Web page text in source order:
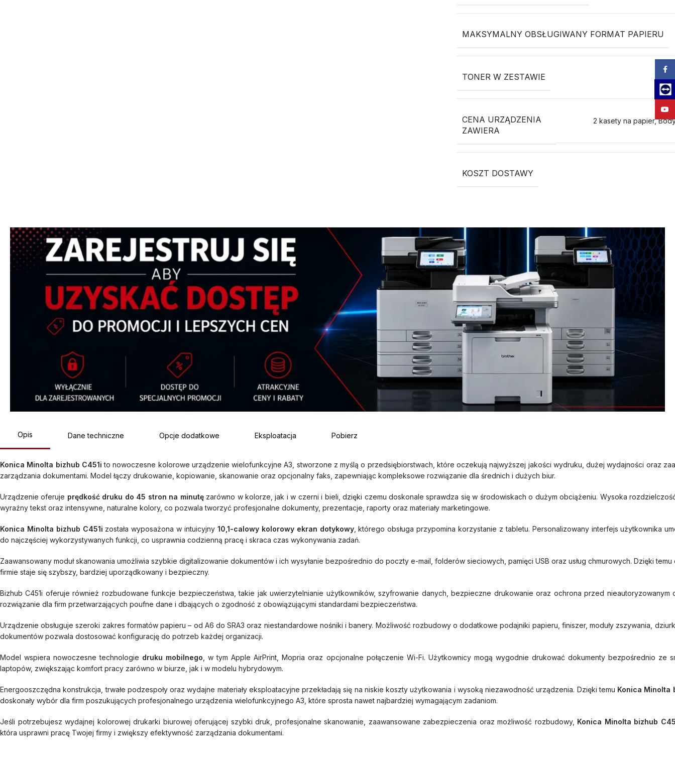
MAKSYMALNY OBSŁUGIWANY FORMAT PAPIERU
TONER W ZESTAWIE
CENA URZĄDZENIA
ZAWIERA
2 kasety na papier,Body
KOSZT DOSTAWY
Opis Dane techniczne Opcje dodatkowe Eksploatacja Pobierz
Konica Minolta bizhub C451i to nowoczesne kolorowe urządzenie wielofunkcyjne A3, stworzone z myślą o przedsiębiorstwach, które oczekują najwyższej jakości wydruku, dużej wydajności oraz
zarządzania dokumentami. Model łączy drukowanie, kopiowanie, skanowanie oraz opcjonalny faks, zapewniając kompleksowe rozwiązanie dla średnich i dużych biur.
Urządzenie oferuje prędkość druku do 45 stron na minutęzarówno w kolorze, jak i w czerni i bieli, dzięki czemu doskonale sprawdza się w środowiskach o dużym obciążeniu. Wysoka
wyraźny tekst oraz intensywne, naturalne kolory, co pozwala tworzyć profesjonalne dokumenty, prezentacje, raporty oraz materiały marketingowe.
Konica Minolta bizhub C451i została wyposażona w intuicyjny 10,1-calowy kolorowy ekran dotykowy, którego obsługa przypomina korzystanie z tabletu. Personalizowany interfejs użytkownika
do najczęściej wykorzystywanych funkcji, co usprawnia codzienną pracę i skraca czas wykonywania zadań.
Zaawansowany moduł skanowania umożliwia szybkie digitalizowanie dokumentów i ich wysyłanie bezpośrednio do poczty e-mail, folderów sieciowych, pamięci USB oraz usług chmurowych. Dzięki
firmie staje się szybszy, bardziej uporządkowany i bezpieczny.
Bizhub C451i oferuje również rozbudowane funkcje bezpieczeństwa, takie jak uwierzytelnianie użytkowników, szyfrowanie danych, bezpieczne drukowanie oraz ochrona przed nieautoryzowanym
rozwiązanie dla firm przetwarzających poufne dane i dbających o zgodność z obowiązującymi standardami bezpieczeństwa.
Urządzenie obsługuje szeroki zakres formatów papieru – od A6 do SRA3 oraz niestandardowe nośniki i banery. Możliwość rozbudowy o dodatkowe podajniki papieru, finiszer, moduły zszywania,
dokumentów pozwala dostosować konfigurację do potrzeb każdej organizacji.
Model wspiera nowoczesne technologie druku mobilnego , w tym Apple AirPrint, Mopria oraz opcjonalne połączenie Wi-Fi. Użytkownicy mogą wygodnie drukować dokumenty bezpośrednio ze
laptopów, zwiększając komfort pracy zarówno w biurze, jak i w modelu hybrydowym.
Energooszczędna konstrukcja, trwałe podzespoły oraz wydajne materiały eksploatacyjne przekładają się na niskie koszty użytkowania i wysoką niezawodność urządzenia. Dzięki temu Konica Minolta
doskonały wybór dla firm poszukujących profesjonalnego urządzenia wielofunkcyjnego A3, które sprosta nawet najbardziej wymagającym zadaniom.
Jeśli potrzebujesz wydajnej kolorowej drukarki biurowej oferującej szybki druk, profesjonalne skanowanie, zaawansowane zabezpieczenia oraz możliwość rozbudowy, Konica Minolta bizhub
która usprawni pracę Twojej firmy i zwiększy efektywność zarządzania dokumentami.